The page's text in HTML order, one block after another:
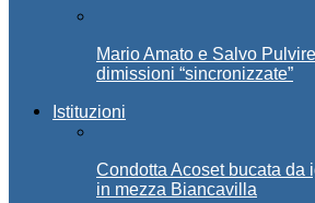
Mario Amato e Salvo
dimissioni “sincronizzate”
Istituzioni
Condotta Acoset bucata da
in mezza Biancavilla